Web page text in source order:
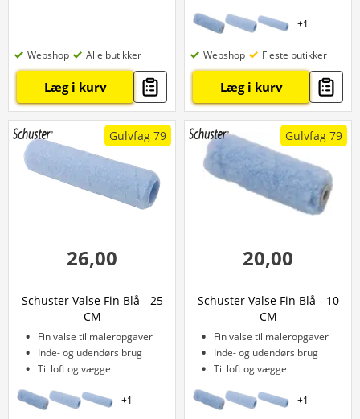
Webshop Alle butikker
Læg i kurv
+1
Webshop Fleste butikker
Læg i kurv
Gulvfag 79
26,00
Schuster Valse Fin Blå - 25
CM
Fin valse til maleropgaver
Inde- og udendørs brug
Til loft og vægge
+1
Gulvfag 79
20,00
Schuster Valse Fin Blå - 10
CM
Fin valse til maleropgaver
Inde- og udendørs brug
Til loft og vægge
+1